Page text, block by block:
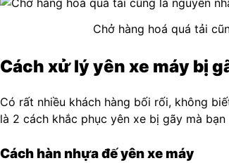
Chở hàng hoá quá tải
Cách xử lý yên xe máy bị
Có rất nhiều khách hàng bối rối, không
là 2 cách khắc phục yên xe bị gãy mà bạn
Cách hàn nhựa đế yên xe máy